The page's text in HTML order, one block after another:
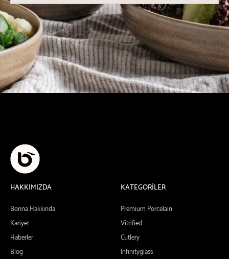
HAKKIMIZDA
Bonna Hakkında
Kariyer
Haberler
Blog
KATEGORİLER
Premium Porcelain
Vitrified
Cutlery
Infinityglass